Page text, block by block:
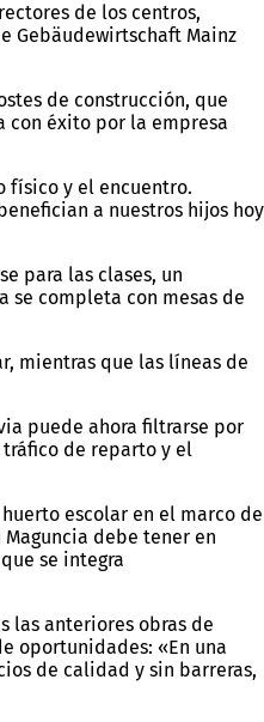
de los centros,
Gebäudewirtschaft Mainz
de construcción, que
con éxito por la empresa
físico y el encuentro.
a nuestros hijos hoy
para las clases, un
se completa con mesas de
mientras que las líneas de
puede ahora filtrarse por
tráfico de reparto y el
escolar en el marco de
debe tener en
se integra
las anteriores obras de
oportunidades: «En una
de calidad y sin barreras,